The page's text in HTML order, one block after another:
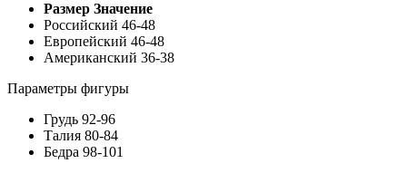
Размер Значение
Российский 46-48
Европейский 46-48
Американский 36-38
Параметры фигуры
Грудь 92-96
Талия 80-84
Бедра 98-101